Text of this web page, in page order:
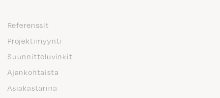
Referenssit
Projektimyynti
Suunnitteluvinkit
Ajankohtaista
Asiakastarina